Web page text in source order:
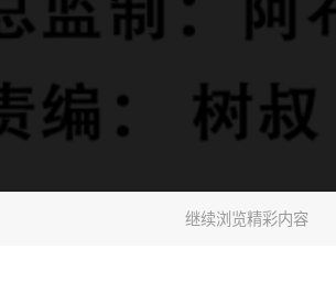
继续浏览精彩内容